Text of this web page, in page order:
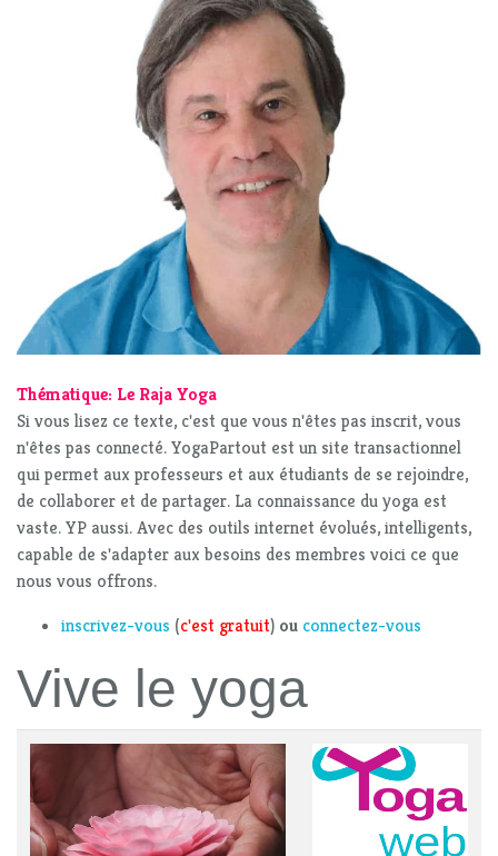
Thématique: Le Raja Yoga
Si vous lisez ce texte, c'est que vous n'êtes pas inscrit, vous
n'êtes pas connecté. YogaPartout est un site transactionnel
qui permet aux professeurs et aux étudiants de se rejoindre,
de collaborer et de partager. La connaissance du yoga est
vaste. YP aussi. Avec des outils internet évolués, intelligents,
capable de s'adapter aux besoins des membres voici ce que
nous vous offrons.
inscrivez-vous (c'est gratuit) ou connectez-vous
Vive le yoga